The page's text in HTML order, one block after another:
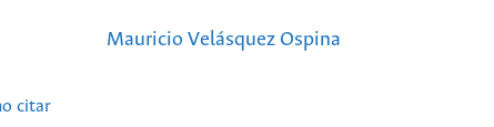
Mauricio Velásquez Ospina
citar